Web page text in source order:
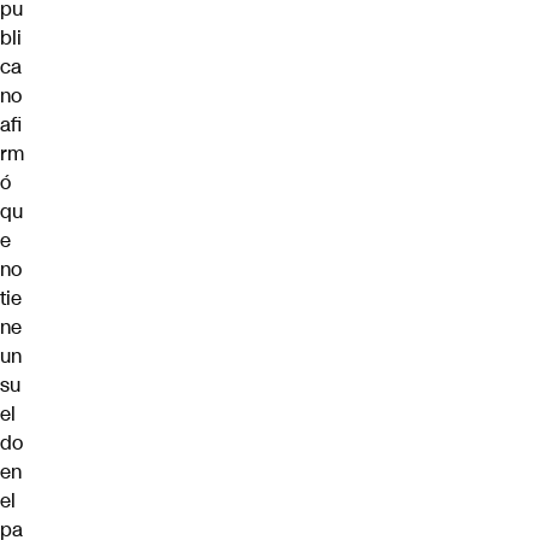
pu
bli
ca
no
afi
rm
ó
qu
e
no
tie
ne
un
su
el
do
en
el
pa